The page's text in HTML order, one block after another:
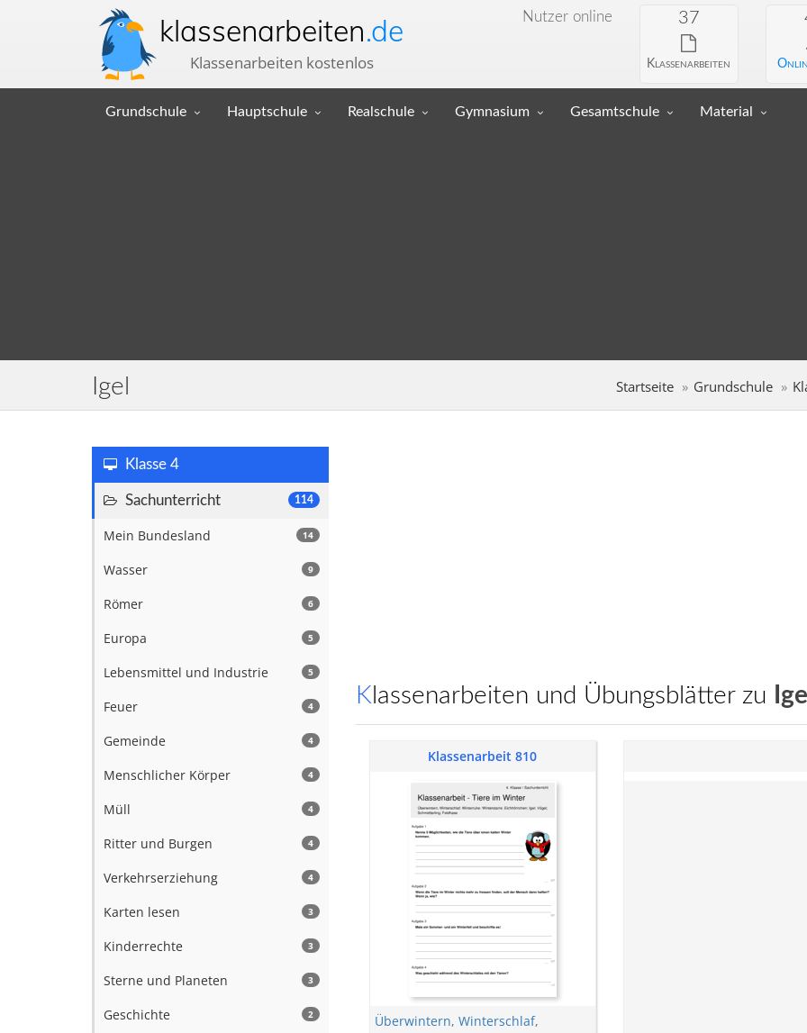
klassenarbeiten.de
Klassenarbeiten kostenlos
Nutzer online 37
Klassenarbeiten
Grundschule Hauptschule Realschule Gymnasium Gesamtschule Material
Igel Startseite Grundschule
Klasse 4
114
Sachunterricht
14
Mein Bundesland
9
Wasser
6
Römer
5
Europa
5
Lebensmittel und Industrie
4
Feuer
4
Gemeinde
4
Menschlicher Körper
4
Müll
4
Ritter und Burgen
4
Verkehrserziehung
3
Karten lesen
3
Kinderrechte
3
Sterne und Planeten
2
Geschichte
Klassenarbeiten und Übungsblätter zu Igel
Klassenarbeit 810
Überwintern, Winterschlaf,